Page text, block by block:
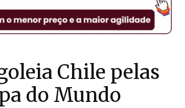
Chile pelas
do Mundo